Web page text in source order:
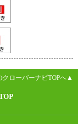
クローバーナビTOPへ▲